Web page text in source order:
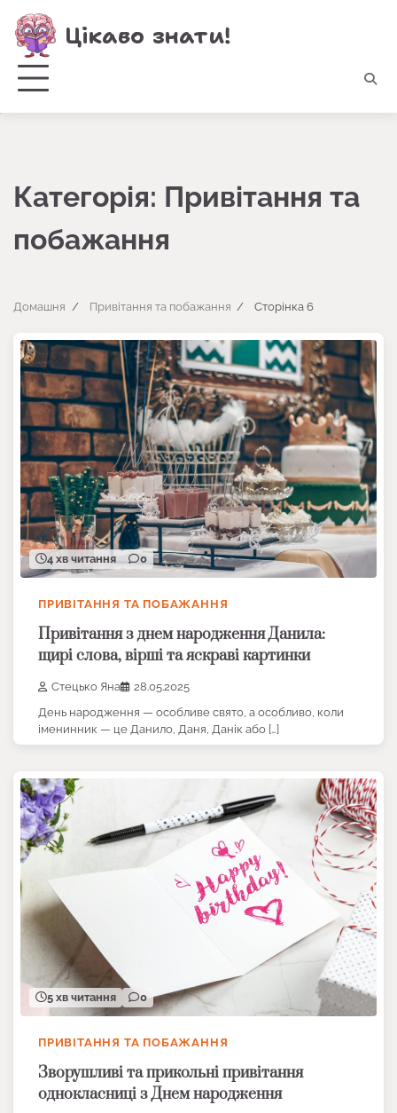
Перейти
до
вмісту
Цікаво знати!
Категорія: Привітання та
побажання
Домашня Привітання та побажання Сторінка 6
4 хв читання 0
ПРИВІТАННЯ ТА ПОБАЖАННЯ
Привітання з днем народження Данила:
щирі слова, вірші та яскраві картинки
Стецько Яна
28.05.2025
День народження — особливе свято, а особливо, коли
іменинник — це Данило, Даня, Данік або […]
5 хв читання 0
ПРИВІТАННЯ ТА ПОБАЖАННЯ
Зворушливі та прикольні привітання
однокласниці з Днем народження